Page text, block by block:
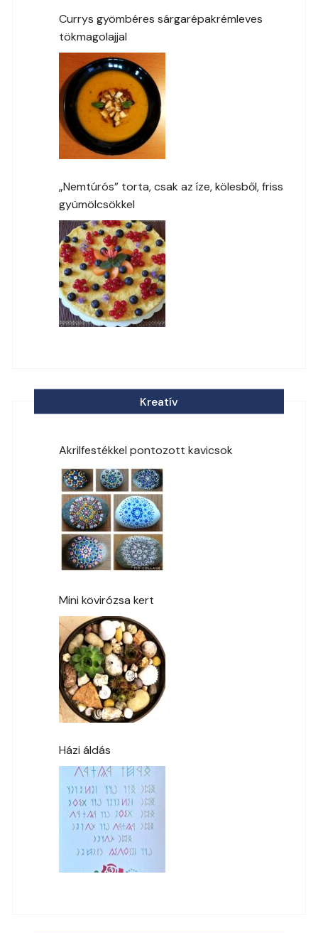
Currys gyömbéres sárgarépakrémleves
tökmagolajjal
„Nemtúrós” torta, csak az íze, kölesből, friss
gyümölcsökkel
Kreatív
Akrilfestékkel pontozott kavicsok
Mini kövirózsa kert
Házi áldás